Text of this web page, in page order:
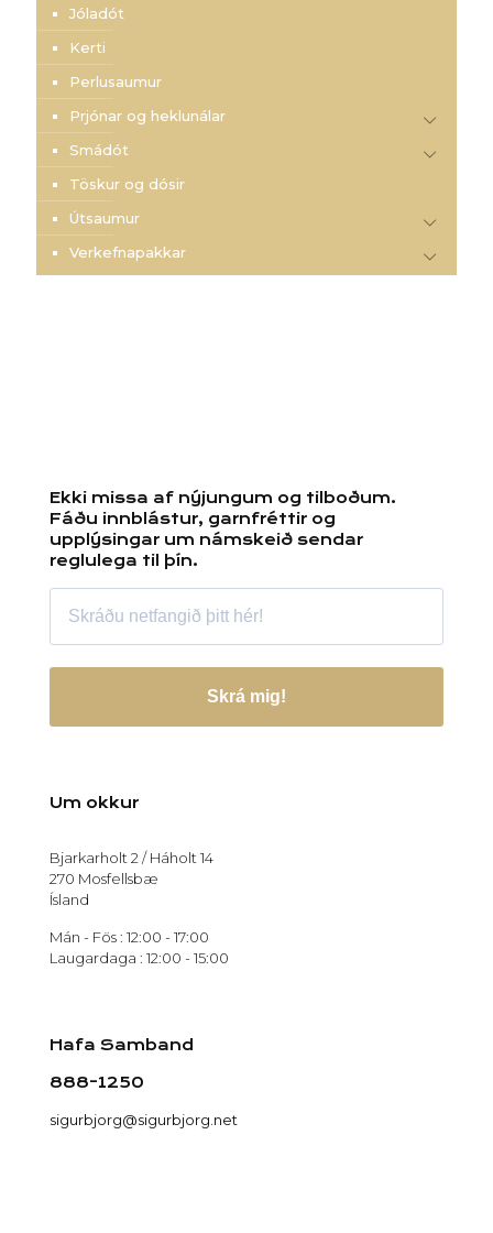
Jóladót
Kerti
Perlusaumur
Prjónar og heklunálar
Smádót
Töskur og dósir
Útsaumur
Verkefnapakkar
Ekki missa af nýjungum og tilboðum.
Fáðu innblástur, garnfréttir og
upplýsingar um námskeið sendar
reglulega til þín.
Skrá mig!
Um okkur
Bjarkarholt 2 / Háholt 14
270 Mosfellsbæ
Ísland
Mán - Fös : 12:00 - 17:00
Laugardaga : 12:00 - 15:00
Hafa Samband
888-1250
sigurbjorg@sigurbjorg.net